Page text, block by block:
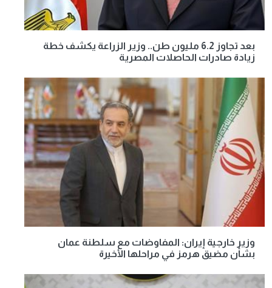
بعد تجاوز 6.2 مليون طن.. وزير الزراعة يكشف خطة
زيادة صادرات الحاصلات المصرية
وزير خارجية إيران: المفاوضات مع سلطنة عمان
بشأن مضيق هرمز في مراحلها الأخيرة